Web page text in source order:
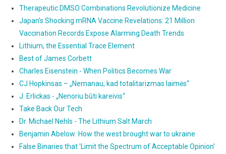
Therapeutic DMSO Combinations Revolutionize Medicine
Japan’s Shocking mRNA Vaccine Revelations: 21 Million
Vaccination Records Expose Alarming Death Trends
Lithium, the Essential Trace Element
Best of James Corbett
Charles Eisenstein - When Politics Becomes War
CJ Hopkinsas – „Nemanau, kad totalitarizmas laimės“
J. Erlickas - „Nenoriu būti kareivis“
Take Back Our Tech
Dr. Michael Nehls - The Lithium Salt March
Benjamin Abelow: How the west brought war to ukraine
False Binaries that 'Limit the Spectrum of Acceptable Opinion'